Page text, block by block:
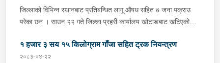
प्लाष्टिकका पोकामा लुकाई राखेको ४१८ किलो गाँजा फेला पारी कार चालक
जिल्ला सुनसरी, धरान उपमहानगरपालिका-१३ का ३४ वर्षीय थमन राई, सोही
जिवनी राई, मोटरसाइकल चालक जिल्ला मोरङ, कटहरी गाउँपालिका-३ का
२६ वर्षीय अमर कामत र मोटरसाइकलमा पछाडि सवार सोही स्थानका ३८
जिल्लाको विभिन्न स्थानबाट प्रतिबन्धित लागू औषध सहित ७ जना पक्राउ
परेका छन । साउन २२ गते जिल्ला प्रहरी कार्यालय खोटाङबाट खटिएको
स्थित मध्यपहाडी लोकमार्गको जंगलमा शंकास्पद अवस्थामा रोकिराखेको
प्र.१-०२-००२ ख ००८३ नम्बरको ट्रक चेकजाँच गर्दा चालक बस्ने भाग र
१ हजार ३ सय १५ किलोग्राम गाँजा सहित ट्रक नियन्त्रण
२०८३-०४-२२